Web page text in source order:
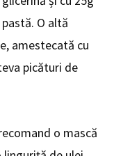
O altă
amestecată cu
picături de
o mască